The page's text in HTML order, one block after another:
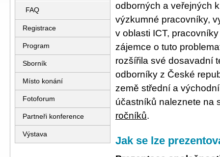
FAQ
Registrace
Program
Sborník
Místo konání
Fotoforum
Partneři konference
Výstava
odborných a veřejných
výzkumné pracovníky,
v oblasti ICT,
zájemce o tuto
rozšířila své dosavadní
odborníky z České
země střední a
účastníků naleznete na
ročníků.
Jak se lze